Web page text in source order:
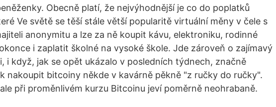
Obecně platí, že nejvýhodnější je co do poplatků
Ve světě se těší stále větší popularitě virtuální měny v čele s
anonymitu a lze za ně koupit kávu, elektroniku, rodinné
i zaplatit školné na vysoké škole. Jde zároveň o zajímavý
i když, jak se opět ukázalo v posledních týdnech, značně
nakoupit bitcoiny někde v kavárně pěkně "z ručky do ručky".
při proměnlivém kurzu Bitcoinu jeví poměrně neohrabaně.